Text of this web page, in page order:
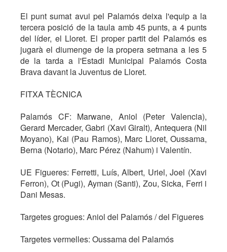
El punt sumat avui pel Palamós deixa l'equip a la
tercera posició de la taula amb 45 punts, a 4 punts
del líder, el Lloret. El proper partit del Palamós es
jugarà el diumenge de la propera setmana a les 5
de la tarda a l'Estadi Municipal Palamós Costa
Brava davant la Juventus de Lloret.
FITXA TÈCNICA
Palamós CF: Marwane, Aniol (Peter Valencia),
Gerard Mercader, Gabri (Xavi Giralt), Antequera (Nil
Moyano), Kai (Pau Ramos), Marc Lloret, Oussama,
Berna (Notario), Marc Pérez (Nahum) i Valentín.
UE Figueres: Ferretti, Luís, Albert, Uriel, Joel (Xavi
Ferron), Ot (Pugi), Ayman (Santi), Zou, Sicka, Ferri i
Dani Mesas.
Targetes grogues: Aniol del Palamós / del Figueres
Targetes vermelles: Oussama del Palamós